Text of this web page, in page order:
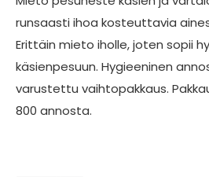
runsaasti ihoa kosteuttavia
Erittäin mieto iholle, joten sopii
käsienpesuun. Hygieeninen
varustettu vaihtopakkaus.
800 annosta.